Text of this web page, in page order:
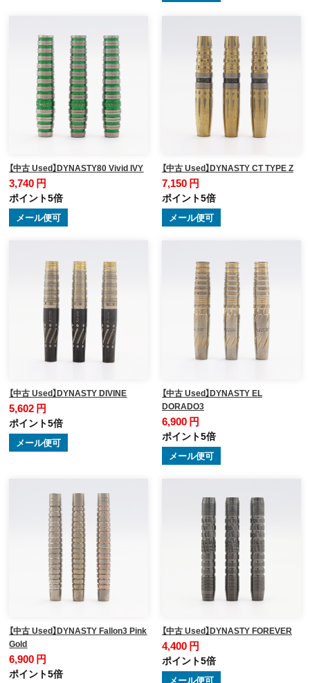
【中古 Used】DYNASTY80 Vivid IVY
3,740 円
ポイント5倍
メール便可
【中古 Used】DYNASTY CT TYPE Z
7,150 円
ポイント5倍
メール便可
【中古 Used】DYNASTY DIVINE
5,602 円
ポイント5倍
メール便可
【中古 Used】DYNASTY EL
DORADO3
6,900 円
ポイント5倍
メール便可
【中古 Used】DYNASTY Fallon3 Pink
Gold
6,900 円
ポイント5倍
【中古 Used】DYNASTY FOREVER
4,400 円
ポイント5倍
メール便可